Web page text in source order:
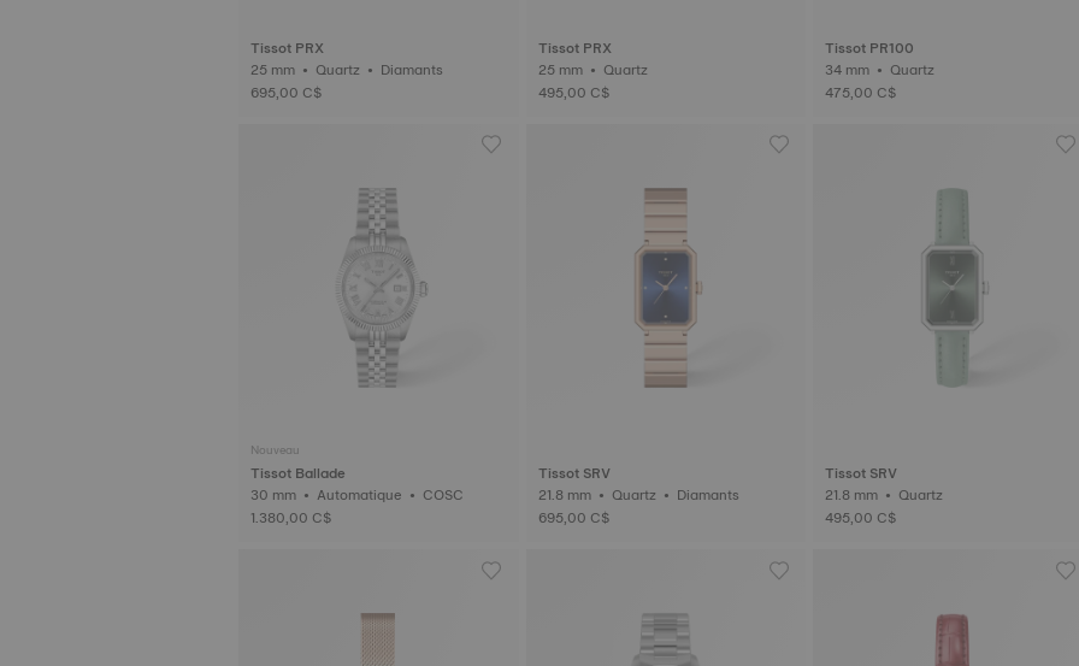
Tissot PRX
25 mm • Quartz • Diamants
695,00 C$
Tissot PRX
25 mm • Quartz
495,00 C$
Tissot PR100
34 mm • Quartz
475,00 C$
Nouveau
Tissot Ballade
30 mm • Automatique • COSC
1.380,00 C$
Tissot SRV
21.8 mm • Quartz • Diamants
695,00 C$
Tissot SRV
21.8 mm • Quartz
495,00 C$